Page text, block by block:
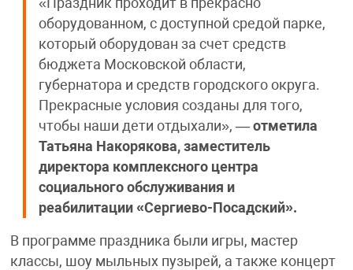
оборудованном, с доступной средой парке,
который оборудован за счет средств
бюджета Московской области,
губернатора и средств городского округа.
Прекрасные условия созданы для того,
чтобы наши дети отдыхали», — отметила
Татьяна Накорякова, заместитель
директора комплексного центра
социального обслуживания и
реабилитации «Сергиево-Посадский».
В программе праздника были игры, мастер
классы, шоу мыльных пузырей, а также концерт